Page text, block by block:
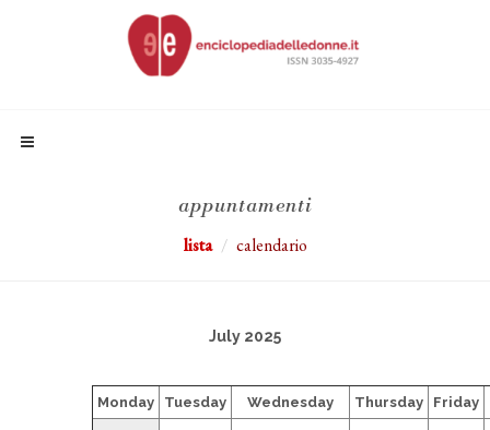
appuntamenti
lista calendario
July 2025
Monday Tuesday Wednesday Thursday Friday